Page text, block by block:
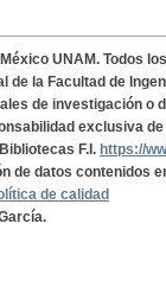
UNAM. Todos
de la Facultad de
de investigación o
exclusiva
F.I. https://
de datos contenidos
de calidad